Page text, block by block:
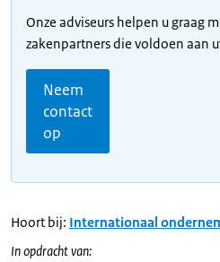
Onze adviseurs helpen u graag
zakenpartners die voldoen aan
Neem
contact
op
Hoort bij: Internationaal
In opdracht van: